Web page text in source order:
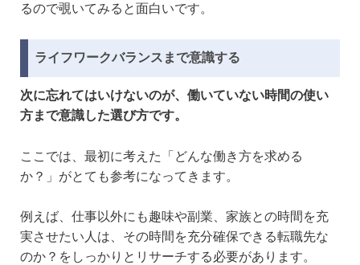
るので覗いてみると面白いです。
ライフワークバランスまで意識する
次に忘れてはいけないのが、働いていない時間の使い
方まで意識した選び方です。
ここでは、最初に考えた「どんな働き方を求める
か？」がとても参考になってきます。
例えば、仕事以外にも趣味や副業、家族との時間を充
実させたい人は、その時間を充分確保できる転職先な
のか？をしっかりとリサーチする必要があります。